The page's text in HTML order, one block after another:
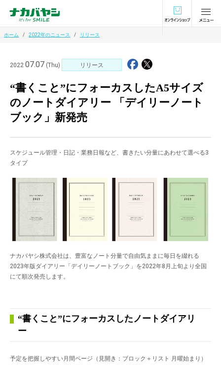
オンラインショ
ホーム 2022年のニュース リリース
2022 07.07 (Thu) リリース
“書くこと”にフォーカスしたA5サイズ
のノートダイアリー 「デイリーノート
ブック」新発売
スケジュール管理・日記・業務日報など、書きたい分量にあわせて選べる3
タイプ
ナカバヤシ株式会社は、豊富なノート分量で自由気ままに毎日を綴れる
2023年版ダイアリー「デイリーノートブック」を2022年8月上旬より全国
にて順次発売します。
“書くこと”にフォーカスしたノートダイアリ
ー
予定を把握しやすい月間ページ（見開き：ブロック＋リスト 月曜始まり）